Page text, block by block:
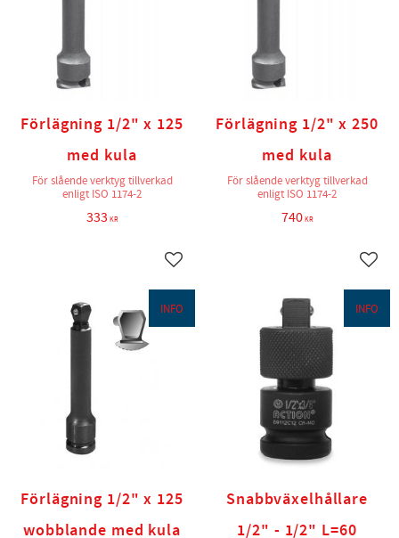
Förlägning 1/2" x 125
med kula
För slående verktyg tillverkad
enligt ISO 1174-2
333 KR
Lägg till i favoriter
Förlägning 1/2" x 250
med kula
För slående verktyg tillverkad
enligt ISO 1174-2
740KR
Förlägning 1/2" x 125
wobblande med kula
INFO
Snabbväxelhållare
1/2" - 1/2" L=60
INFO